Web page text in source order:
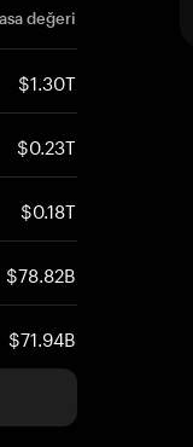
değeri
$1.30T
$0.23T
$0.18T
$78.82B
$71.94B